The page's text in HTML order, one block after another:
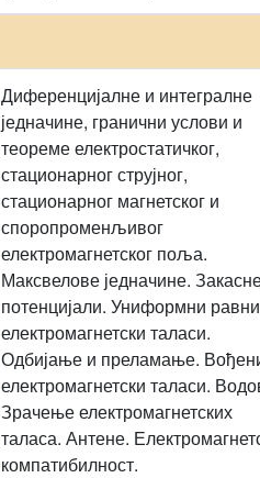
Диференцијалне и интегралне
једначине, гранични услови и
теореме електростатичког,
стационарног струјног,
стационарног магнетског и
споропроменљивог
електромагнетског поља.
Максвелове једначине.
потенцијали. Униформни равни
електромагнетски таласи.
Одбијање и преламање.
електромагнетски таласи.
Зрачење електромагнетских
таласа. Антене.
компатибилност.